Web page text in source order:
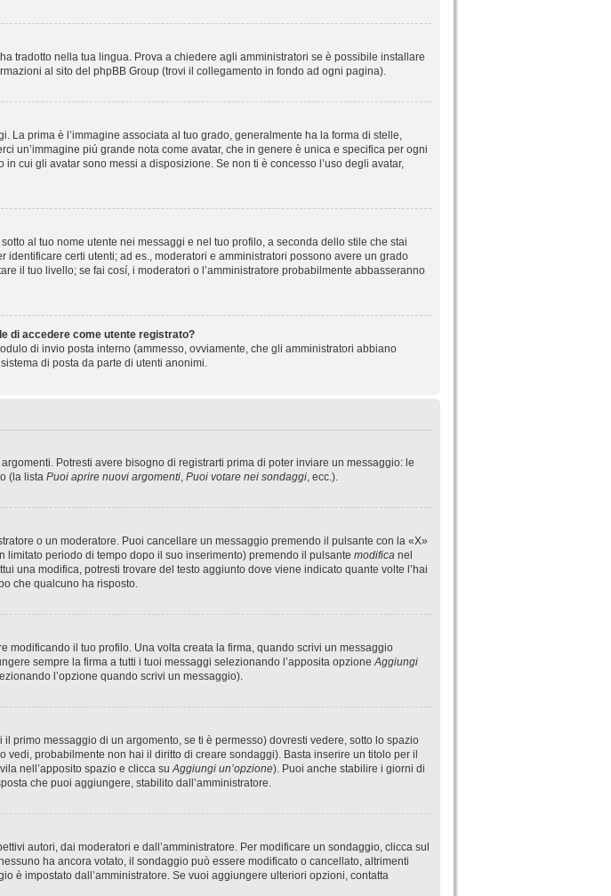
tradotto nella tua lingua. Prova a chiedere agli amministratori se è possibile installare
al sito del phpBB Group (trovi il collegamento in fondo ad ogni pagina).
prima è l’immagine associata al tuo grado, generalmente ha la forma di stelle,
un’immagine piú grande nota come avatar, che in genere è unica e specifica per ogni
cui gli avatar sono messi a disposizione. Se non ti è concesso l’uso degli avatar,
al tuo nome utente nei messaggi e nel tuo profilo, a seconda dello stile che stai
certi utenti; ad es., moderatori e amministratori possono avere un grado
il tuo livello; se fai cosí, i moderatori o l’amministratore probabilmente abbasseranno
di accedere come utente registrato?
di invio posta interno (ammesso, ovviamente, che gli amministratori abbiano
di posta da parte di utenti anonimi.
Potresti avere bisogno di registrarti prima di poter inviare un messaggio: le
(la lista Puoi aprire nuovi argomenti, Puoi votare nei sondaggi, ecc.).
o un moderatore. Puoi cancellare un messaggio premendo il pulsante con la «X»
periodo di tempo dopo il suo inserimento) premendo il pulsante modifica nel
una modifica, potresti trovare del testo aggiunto dove viene indicato quante volte l’hai
che qualcuno ha risposto.
modificando il tuo profilo. Una volta creata la firma, quando scrivi un messaggio
sempre la firma a tutti i tuoi messaggi selezionando l’apposita opzioneAggiungi
l’opzione quando scrivi un messaggio).
messaggio di un argomento, se ti è permesso) dovresti vedere, sotto lo spazio
vedi, probabilmente non hai il diritto di creare sondaggi). Basta inserire un titolo per il
nell’apposito spazio e clicca suAggiungi un’opzione). Puoi anche stabilire i giorni di
che puoi aggiungere, stabilito dall’amministratore.
autori, dai moderatori e dall’amministratore. Per modificare un sondaggio, clicca sul
ha ancora votato, il sondaggio può essere modificato o cancellato, altrimenti
è impostato dall’amministratore. Se vuoi aggiungere ulteriori opzioni, contatta